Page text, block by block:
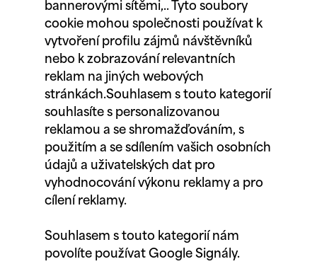
bannerovými sítěmi,.. Tyto soubory
cookie mohou společnosti používat k
vytvoření profilu zájmů návštěvníků
nebo k zobrazování relevantních
reklam na jiných webových
stránkách.Souhlasem s touto kategorií
souhlasíte s personalizovanou
reklamou a se shromažďováním, s
použitím a se sdílením vašich osobních
údajů a uživatelských dat pro
vyhodnocování výkonu reklamy a pro
cílení reklamy.
Souhlasem s touto kategorií nám
povolíte používat Google Signály.